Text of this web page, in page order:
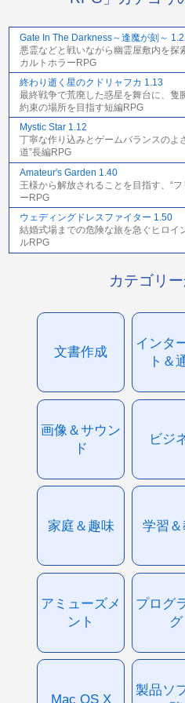
Gate In The Darkness～逢魔が刻～
悪霊などと戦いながら幽霊屋敷内を探
カルトホラーRPG
終わり逝く星のクドリャフカ 1.13
最終戦争で荒廃した惑星を舞台に、隻
約束の場所を目指す短編RPG
Mystic Star 1.12
丁寧な作り込みとゲームバランスのよ
道”長編RPG
Amateur's Garden 1.40
王様から解放されることを目指す、“
ーRPG
ウェディングドレスファイター 1.50
結婚式場までの危険な旅を急ぐヒロイ
ルRPG
カテゴリ
文書作成
インタ
ト＆
画像＆サウン
ド
ビジ
家庭＆趣味 学習
アミューズメ
ント
プログ
グ
Mac OS X
製品ソ